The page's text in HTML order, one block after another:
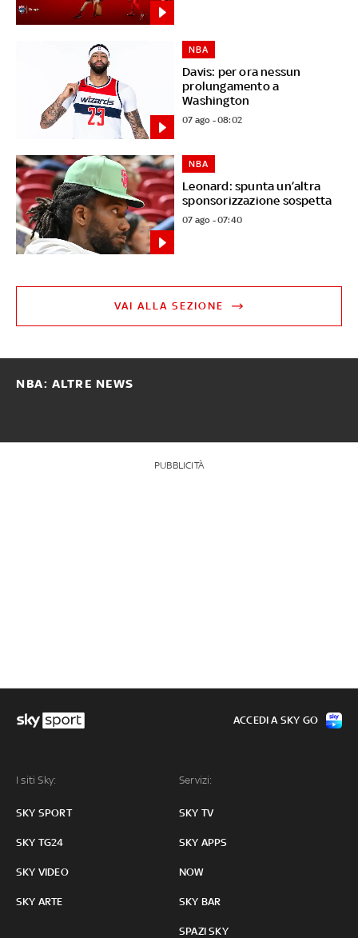
Davis: per ora nessun
prolungamento a
Washington
NBA
07 ago - 08:02
Leonard: spunta un’altra
sponsorizzazione sospetta
NBA
07 ago - 07:40
VAI ALLA SEZIONE
NBA: ALTRE NEWS
PUBBLICITÀ
I siti Sky:
SKY SPORT
SKY TG24
SKY VIDEO
SKY ARTE
Servizi:
SKY TV
SKY APPS
NOW
SKY BAR
SPAZI SKY
ACCEDI A SKY GO